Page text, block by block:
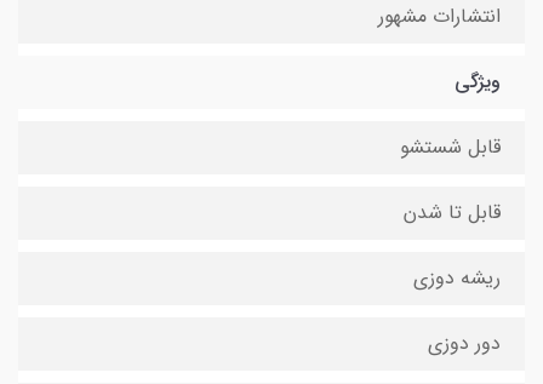
انتشارات مشهور
ویژگی
قابل شستشو
قابل تا شدن
ریشه دوزی
دور دوزی